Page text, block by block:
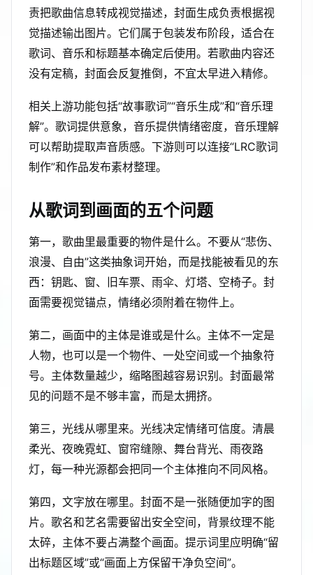
责把歌曲信息转成视觉描述，封面生成负责根据视
觉描述输出图片。它们属于包装发布阶段，适合在
歌词、音乐和标题基本确定后使用。若歌曲内容还
没有定稿，封面会反复推倒，不宜太早进入精修。
相关上游功能包括“故事歌词”“音乐生成”和“音乐理
解”。歌词提供意象，音乐提供情绪密度，音乐理解
可以帮助提取声音质感。下游则可以连接“LRC歌词
制作”和作品发布素材整理。
从歌词到画面的五个问题
第一，歌曲里最重要的物件是什么。不要从“悲伤、
浪漫、自由”这类抽象词开始，而是找能被看见的东
西：钥匙、窗、旧车票、雨伞、灯塔、空椅子。封
面需要视觉锚点，情绪必须附着在物件上。
第二，画面中的主体是谁或是什么。主体不一定是
人物，也可以是一个物件、一处空间或一个抽象符
号。主体数量越少，缩略图越容易识别。封面最常
见的问题不是不够丰富，而是太拥挤。
第三，光线从哪里来。光线决定情绪可信度。清晨
柔光、夜晚霓虹、窗帘缝隙、舞台背光、雨夜路
灯，每一种光源都会把同一个主体推向不同风格。
第四，文字放在哪里。封面不是一张随便加字的图
片。歌名和艺名需要留出安全空间，背景纹理不能
太碎，主体不要占满整个画面。提示词里应明确“留
出标题区域”或“画面上方保留干净负空间”。